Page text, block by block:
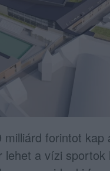
milliárd forintot kap
lehet a vízi sportok